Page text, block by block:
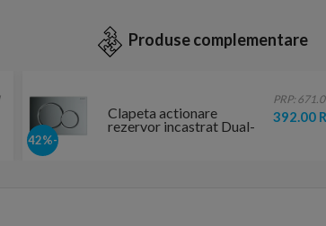
Produse complementare
-42%
Clapeta actionare
rezervor incastrat Dual-
PRP:
392.00